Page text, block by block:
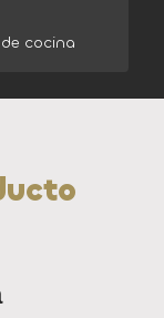
cocina